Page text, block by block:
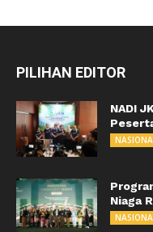
PILIHAN EDITOR
NADI
Niaga